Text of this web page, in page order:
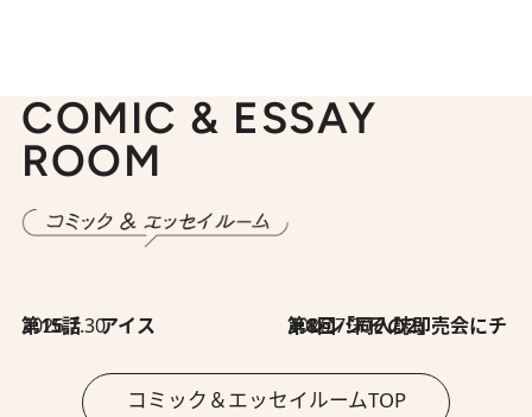
COMIC & ESSAY
ROOM
2026.7.30
第15話 アイス 2026.7.30
第8回「同人誌即売会にチャレンジ その2」
コミック＆エッセイルームTOP